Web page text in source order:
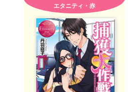
エタニティ・赤